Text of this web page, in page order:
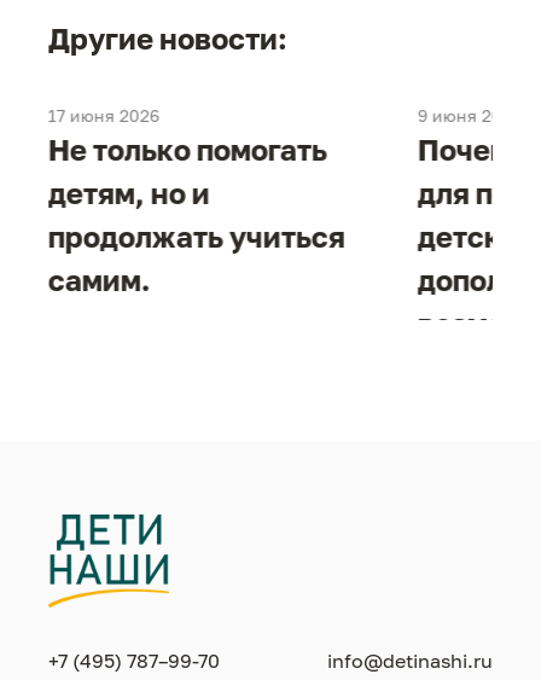
Другие новости:
17 июня 2026
Не только помогать
детям, но и
продолжать учиться
самим.
9 июня 2026
Почему
для
+7 (495) 787–99-70 info@detinashi.ru